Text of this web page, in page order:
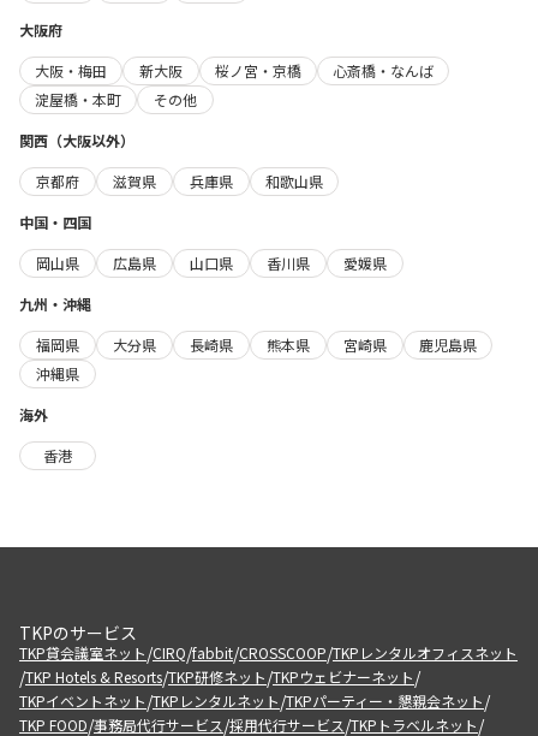
大阪府
大阪・梅田
新大阪 桜ノ宮・京橋
心斎橋・なんば
淀屋橋・本町
その他
関西（大阪以外）
京都府
滋賀県 兵庫県
和歌山県
中国・四国
岡山県
広島県 山口県 香川県
愛媛県
九州・沖縄
福岡県
大分県 長崎県 熊本県 宮崎県
鹿児島県
沖縄県
海外
香港
TKPのサービス
TKP貸会議室ネット/CIRQ/fabbit/CROSSCOOP/TKPレンタルオフィスネット
/TKP Hotels & Resorts/TKP研修ネット/TKPウェビナーネット/
TKPイベントネット/TKPレンタルネット/TKPパーティー・懇親会ネット/
TKP FOOD/事務局代行サービス/採用代行サービス/TKPトラベルネット/